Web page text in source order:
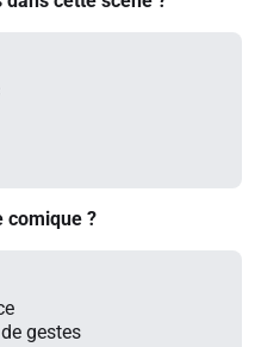
comique ?
gestes